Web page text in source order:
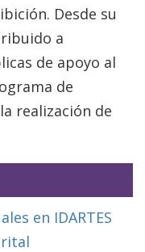
Desde su
a
de apoyo al
de
realización de
en IDARTES